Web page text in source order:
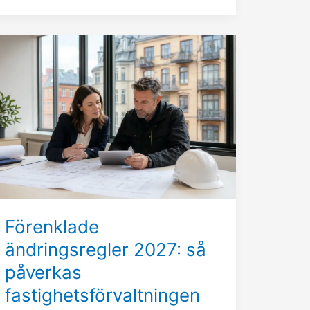
Förenklade
ändringsregler 2027: så
påverkas
fastighetsförvaltningen
ändringsregler
så
påverkas
fastighetsförvaltningen